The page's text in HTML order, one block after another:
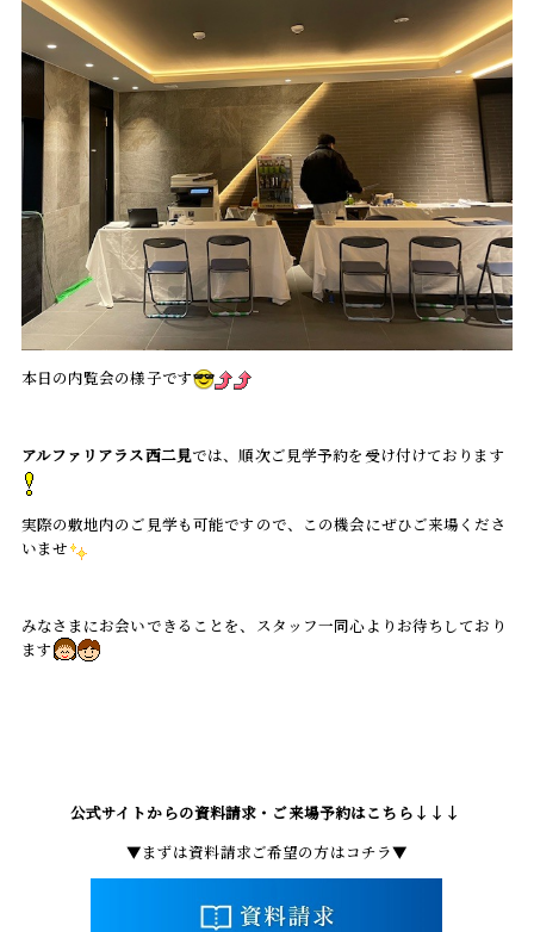
本日の内覧会の様子です
アルファリアラス西二見では、順次ご見学予約を受け付けております
実際の敷地内のご見学も可能ですので、この機会にぜひご来場くださ
いませ
みなさまにお会いできることを、スタッフ一同心よりお待ちしており
ます
公式サイトからの資料請求・ご来場予約はこちら↓↓↓
▼まずは資料請求ご希望の方はコチラ▼